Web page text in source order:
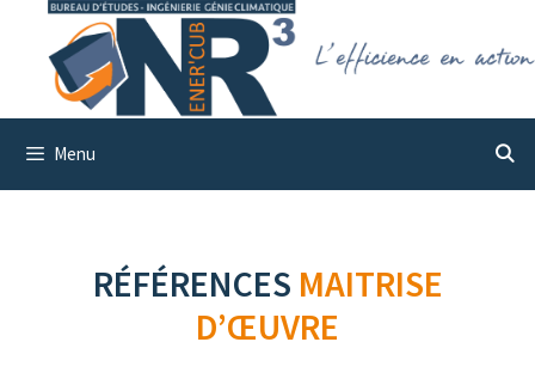
contenu
Menu
RÉFÉRENCES MAITRISE
D’ŒUVRE